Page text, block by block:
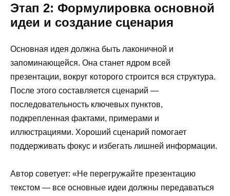
Этап 2: Формулировка основной
идеи и создание сценария
Основная идея должна быть лаконичной и
запоминающейся. Она станет ядром всей
презентации, вокруг которого строится вся структура.
После этого составляется сценарий —
последовательность ключевых пунктов,
подкрепленная фактами, примерами и
иллюстрациями. Хороший сценарий помогает
поддерживать фокус и избегать лишней информации.
Автор советует: «Не перегружайте презентацию
текстом — все основные идеи должны передаваться